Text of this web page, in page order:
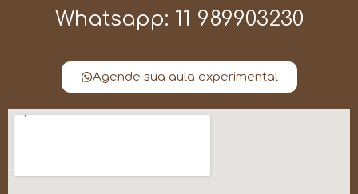
Whatsapp: 11 989903230
Agende sua aula experimental